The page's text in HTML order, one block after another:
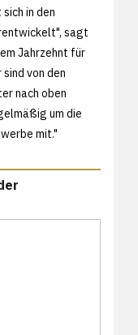
in den
sagt
Jahrzehnt für
von den
nach oben
um die
mit."